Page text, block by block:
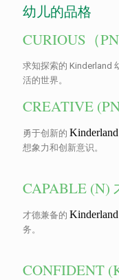
幼儿的品格
CURIOUS（
求知探索的 Kinderland
活的世界。
CREATIVE
勇于创新的 Kinderland
想象力和创新意识。
CAPABLE (N)
才德兼备的 Kinderland
务。
CONFIDENT